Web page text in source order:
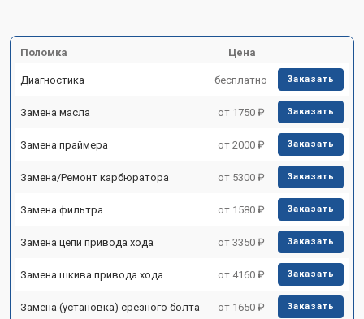
Поломка Цена
Диагностика бесплатно Заказать
Замена масла от 1750 ₽ Заказать
Замена праймера от 2000 ₽ Заказать
Замена/Pемонт карбюратора от 5300 ₽ Заказать
Замена фильтра от 1580 ₽ Заказать
Замена цепи привода хода от 3350 ₽ Заказать
Замена шкива привода хода от 4160 ₽ Заказать
Замена (установка) срезного болта от 1650 ₽ Заказать